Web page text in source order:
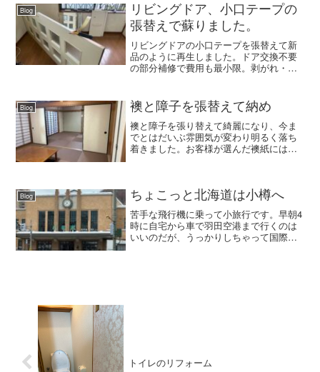
りました。モリスの壁紙...
Blog
リビングドア、小口テープの
張替えで蘇りました。
リビングドアの小口テープを張替えて新
品のように再生しました。ドア交換不要
の部分補修で費用も最小限。剥がれ・欠
Blog 襖と障子を張替えて納め
襖と障子を張り替えて綺麗になり、今ま
でとはだいぶ雰囲気が変わり明るく落ち
着きました。お客様が選んだ襖紙には薄
いただけることかと思いま...
Blog ちょこっと北海道は小樽へ
苦手な飛行機に乗って小旅行です。早朝4
時に自宅から車で羽田空港まで行くのは
いいのだが、うっかりしちゃって国際線
トイレのリフォーム